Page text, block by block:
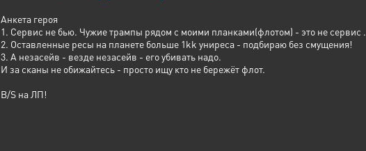
Анкета героя
1. Сервис не бью. Чужие трампы рядом с моими планками(флотом) - это не сервис .
2. Оставленные ресы на планете больше 1kk униреса - подбираю без смущения!
3. А незасейв - везде незасейв - его убивать надо.
И за сканы не обижайтесь - просто ищу кто не бережёт флот.
B/S на ЛП!